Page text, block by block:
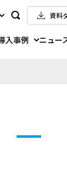
資料
入事例 ニュー